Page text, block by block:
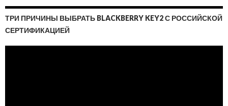
ТРИ ПРИЧИНЫ ВЫБРАТЬ BLACKBERRY KEY2 С РОССИЙСКОЙ
СЕРТИФИКАЦИЕЙ